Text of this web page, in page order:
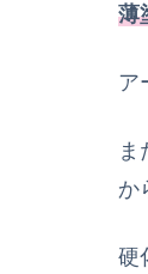
薄
ア
ま
か
硬